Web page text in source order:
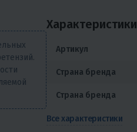
Характеристики
Артикул
Страна бренда
Страна бренда
Все характеристики